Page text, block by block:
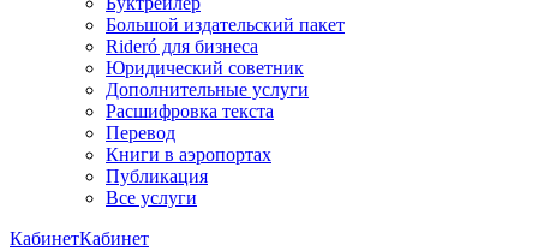
Большой издательский пакет
Rideró для бизнеса
Юридический советник
Дополнительные услуги
Расшифровка текста
Перевод
Книги в аэропортах
Публикация
Все услуги
КабинетКабинет